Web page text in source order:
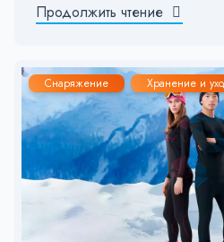
Продолжить чтение
Снаряжение Хранение и